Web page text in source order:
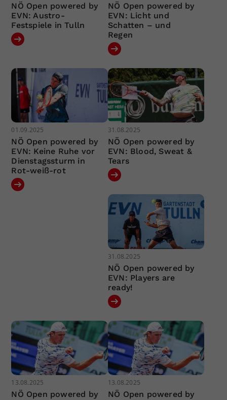
NÖ Open powered by
EVN: Austro-
Festspiele in Tulln
NÖ Open powered by
EVN: Licht und
Schatten – und
Regen
01.09.2025
NÖ Open powered by
EVN: Keine Ruhe vor
Dienstagssturm in
Rot-weiß-rot
31.08.2025
NÖ Open powered by
EVN: Blood, Sweat &
Tears
31.08.2025
NÖ Open powered by
EVN: Players are
ready!
13.08.2025
NÖ Open powered by
13.08.2025
NÖ Open powered by